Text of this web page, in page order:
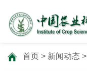
首页 > 新闻动态 >